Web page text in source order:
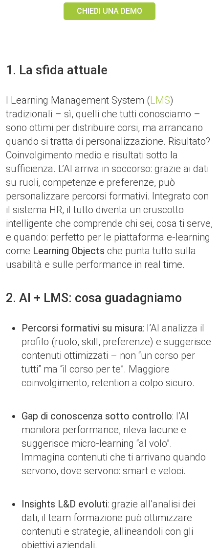
CHIEDI UNA DEMO
1. La sfida attuale
I Learning Management System (LMS)
tradizionali – sì, quelli che tutti conosciamo –
sono ottimi per distribuire corsi, ma arrancano
quando si tratta di personalizzazione. Risultato?
Coinvolgimento medio e risultati sotto la
sufficienza. L’AI arriva in soccorso: grazie ai dati
su ruoli, competenze e preferenze, può
personalizzare percorsi formativi. Integrato con
il sistema HR, il tutto diventa un cruscotto
intelligente che comprende chi sei, cosa ti serve,
e quando: perfetto per le piattaforma e-learning
come Learning Objects che punta tutto sulla
usabilità e sulle performance in real time.
2. AI + LMS: cosa guadagniamo
Percorsi formativi su misura: l’AI analizza il
profilo (ruolo, skill, preferenze) e suggerisce
contenuti ottimizzati – non “un corso per
tutti” ma “il corso per te”. Maggiore
coinvolgimento, retention a colpo sicuro.
Gap di conoscenza sotto controllo: l’AI
monitora performance, rileva lacune e
suggerisce micro-learning “al volo”.
Immagina contenuti che ti arrivano quando
servono, dove servono: smart e veloci.
Insights L&D evoluti: grazie all’analisi dei
dati, il team formazione può ottimizzare
contenuti e strategie, allineandoli con gli
obiettivi aziendali.